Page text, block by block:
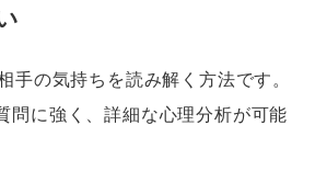
手の気持ちを読み解く方法です。
問に強く、詳細な心理分析が可能